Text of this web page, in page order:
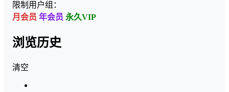
限制用户组：
月会员 年会员 永久VIP
浏览历史
清空